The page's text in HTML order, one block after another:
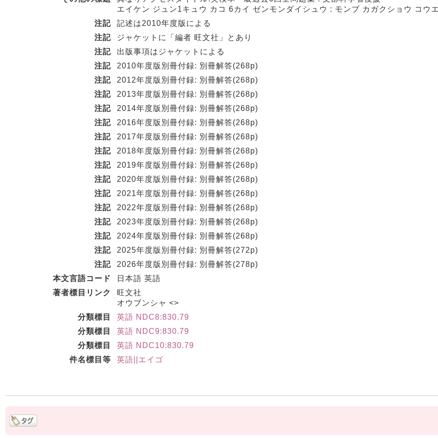
エイケン ジュン1キュウ カコ 6カイ ゼンモンダイシュウ : モンブ カガクショウ コウ
注記
記述は2010年度版による
注記
ジャケットに「編者 旺文社」とあり
注記
出版事項はジャケットによる
注記
2010年度版別冊付録: 別冊解答(268p)
注記
2012年度版別冊付録: 別冊解答(268p)
注記
2013年度版別冊付録: 別冊解答(268p)
注記
2014年度版別冊付録: 別冊解答(268p)
注記
2016年度版別冊付録: 別冊解答(268p)
注記
2017年度版別冊付録: 別冊解答(268p)
注記
2018年度版別冊付録: 別冊解答(268p)
注記
2019年度版別冊付録: 別冊解答(268p)
注記
2020年度版別冊付録: 別冊解答(268p)
注記
2021年度版別冊付録: 別冊解答(268p)
注記
2022年度版別冊付録: 別冊解答(268p)
注記
2023年度版別冊付録: 別冊解答(268p)
注記
2024年度版別冊付録: 別冊解答(268p)
注記
2025年度版別冊付録: 別冊解答(272p)
注記
2026年度版別冊付録: 別冊解答(278p)
本文言語コード
日本語 英語
著者標目リンク
旺文社
オウブンシャ <>
分類標目
英語 NDC8:830.79
分類標目
英語 NDC9:830.79
分類標目
英語 NDC10:830.79
件名標目等
英語||エイゴ